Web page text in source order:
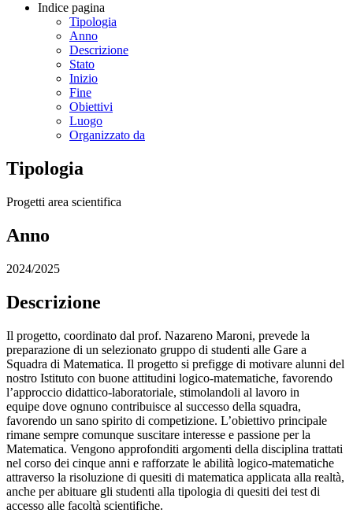
Indice pagina
Tipologia
Anno
Descrizione
Stato
Inizio
Fine
Obiettivi
Luogo
Organizzato da
Tipologia
Progetti area scientifica
Anno
2024/2025
Descrizione
Il progetto, coordinato dal prof. Nazareno Maroni, prevede la
preparazione di un selezionato gruppo di studenti alle Gare a
Squadra di Matematica. Il progetto si prefigge di motivare alunni del
nostro Istituto con buone attitudini logico-matematiche, favorendo
l’approccio didattico-laboratoriale, stimolandoli al lavoro in
equipe dove ognuno contribuisce al successo della squadra,
favorendo un sano spirito di competizione. L’obiettivo principale
rimane sempre comunque suscitare interesse e passione per la
Matematica. Vengono approfonditi argomenti della disciplina trattati
nel corso dei cinque anni e rafforzate le abilità logico-matematiche
attraverso la risoluzione di quesiti di matematica applicata alla realtà,
anche per abituare gli studenti alla tipologia di quesiti dei test di
accesso alle facoltà scientifiche.